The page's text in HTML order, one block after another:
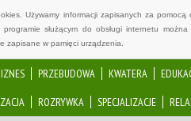
Używamy informacji zapisanych za
służącym do obsługi internetu
zapisane w pamięci urządzenia.
PRZEBUDOWA KWATERA
ROZRYWKA SPECJALIZACJE